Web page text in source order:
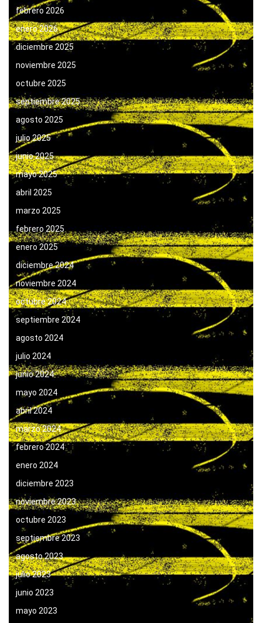
febrero 2026
enero 2026
diciembre 2025
noviembre 2025
octubre 2025
septiembre 2025
agosto 2025
julio 2025
junio 2025
mayo 2025
abril 2025
marzo 2025
febrero 2025
enero 2025
diciembre 2024
noviembre 2024
octubre 2024
septiembre 2024
agosto 2024
julio 2024
junio 2024
mayo 2024
abril 2024
marzo 2024
febrero 2024
enero 2024
diciembre 2023
noviembre 2023
octubre 2023
septiembre 2023
agosto 2023
julio 2023
junio 2023
mayo 2023